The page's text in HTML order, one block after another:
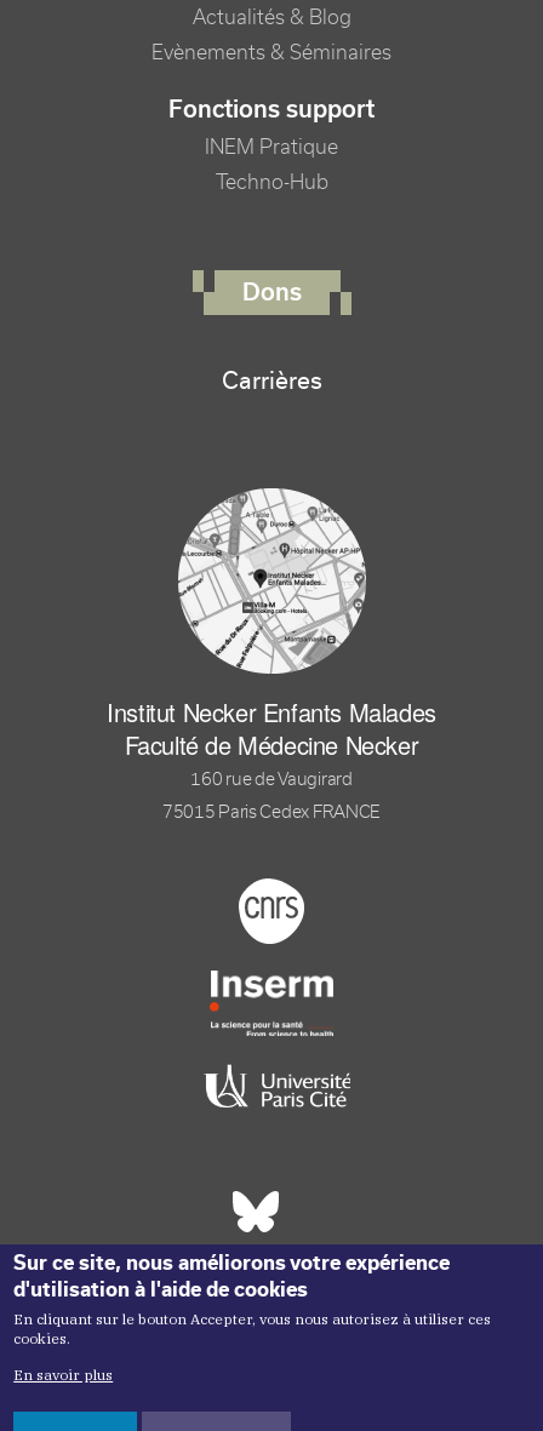
Actualités & Blog
Evènements & Séminaires
Fonctions support
INEM Pratique
Techno-Hub
Dons
Carrières
Institut Necker Enfants Malades
Faculté de Médecine Necker
160 rue de Vaugirard
75015 Paris Cedex FRANCE
Footer logo tutelles
Réseaux sociaux footer
Sur ce site, nous améliorons votre expérience
d'utilisation à l'aide de cookies
En cliquant sur le bouton Accepter, vous nous autorisez à utiliser ces
cookies.
En savoir plus